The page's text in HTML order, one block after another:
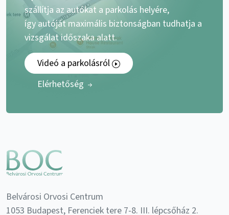
szállítja az autókat a parkolás helyére,
így autóját maximális biztonságban tudhatja a
vizsgálat időszaka alatt.
Videó a parkolásról
Elérhetőség
Belvárosi Orvosi Centrum
1053 Budapest, Ferenciek tere 7-8. III. lépcsőház 2.